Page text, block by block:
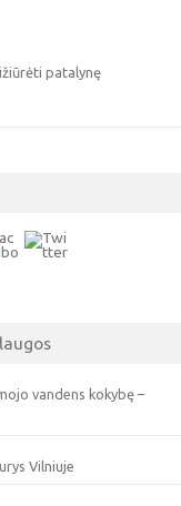
patalynę
vandens kokybę –
Vilniuje